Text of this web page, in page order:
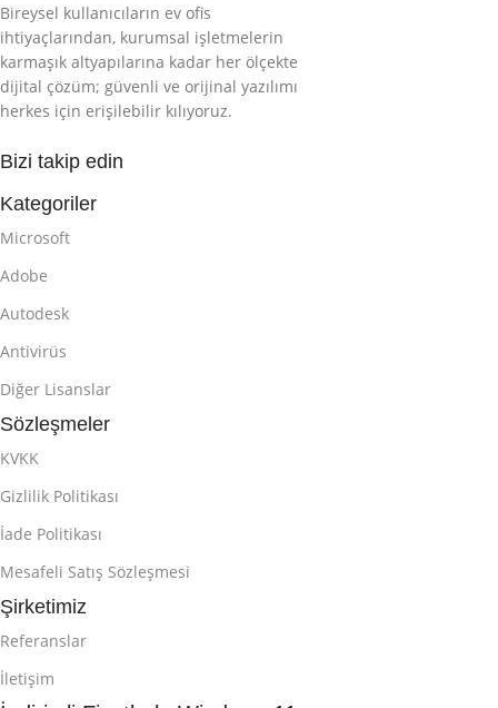
Bireysel kullanıcıların ev ofis
ihtiyaçlarından, kurumsal işletmelerin
karmaşık altyapılarına kadar her ölçekte
dijital çözüm; güvenli ve orijinal yazılımı
herkes için erişilebilir kılıyoruz.
Bizi takip edin
Kategoriler
Microsoft
Adobe
Autodesk
Antivirüs
Diğer Lisanslar
Sözleşmeler
KVKK
Gizlilik Politikası
İade Politikası
Mesafeli Satış Sözleşmesi
Şirketimiz
Referanslar
İletişim